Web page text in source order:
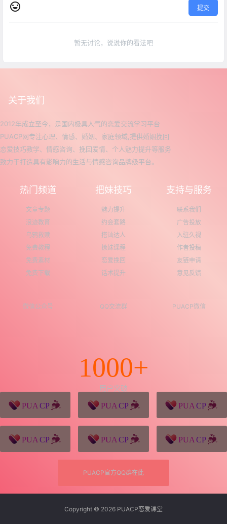
提交
暂无讨论，说说你的看法吧
关于我们
2012年成立至今，是国内极具人气的恋爱交流学习平台
PUACP网专注心理、情感、婚姻、家庭领域,提供婚姻挽回
恋爱技巧教学、情感咨询、挽回爱情、个人魅力提升等服务
致力于打造具有影响力的生活与情感咨询品牌级平台。
热门频道
文章专题
浪迹教育
乌鸦救赎
免费教程
免费素材
免费下载
把妹技巧
魅力提升
约会套路
搭讪达人
撩妹课程
恋爱挽回
话术提升
支持与服务
联系我们
广告投放
入驻久视
作者投稿
友链申请
意见反馈
微信公众号 QQ交流群 PUACP微信
1000+
用户突破
猪八戒源码 win10系统下载 独秀青年
XD学习网
一颗赛艇资源网
PUACP官方QQ群在此
Copyright © 2026 PUACP恋爱课堂